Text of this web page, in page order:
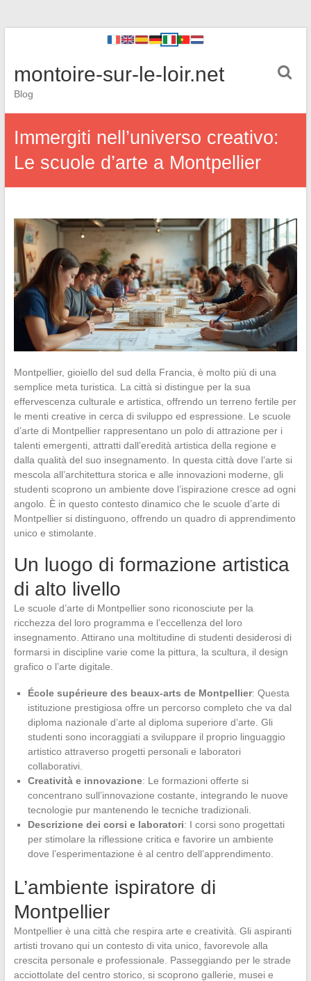
montoire-sur-le-loir.net
Blog
Immergiti nell’universo creativo:
Le scuole d’arte a Montpellier
Montpellier, gioiello del sud della Francia, è molto più di una
semplice meta turistica. La città si distingue per la sua
effervescenza culturale e artistica, offrendo un terreno fertile per
le menti creative in cerca di sviluppo ed espressione. Le scuole
d’arte di Montpellier rappresentano un polo di attrazione per i
talenti emergenti, attratti dall’eredità artistica della regione e
dalla qualità del suo insegnamento. In questa città dove l’arte si
mescola all’architettura storica e alle innovazioni moderne, gli
studenti scoprono un ambiente dove l’ispirazione cresce ad ogni
angolo. È in questo contesto dinamico che le scuole d’arte di
Montpellier si distinguono, offrendo un quadro di apprendimento
unico e stimolante.
Un luogo di formazione artistica
di alto livello
Le scuole d’arte di Montpellier sono riconosciute per la
ricchezza del loro programma e l’eccellenza del loro
insegnamento. Attirano una moltitudine di studenti desiderosi di
formarsi in discipline varie come la pittura, la scultura, il design
grafico o l’arte digitale.
École supérieure des beaux-arts de Montpellier: Questa
istituzione prestigiosa offre un percorso completo che va dal
diploma nazionale d’arte al diploma superiore d’arte. Gli
studenti sono incoraggiati a sviluppare il proprio linguaggio
artistico attraverso progetti personali e laboratori
collaborativi.
Creatività e innovazione: Le formazioni offerte si
concentrano sull’innovazione costante, integrando le nuove
tecnologie pur mantenendo le tecniche tradizionali.
Descrizione dei corsi e laboratori: I corsi sono progettati
per stimolare la riflessione critica e favorire un ambiente
dove l’esperimentazione è al centro dell’apprendimento.
L’ambiente ispiratore di
Montpellier
Montpellier è una città che respira arte e creatività. Gli aspiranti
artisti trovano qui un contesto di vita unico, favorevole alla
crescita personale e professionale. Passeggiando per le strade
acciottolate del centro storico, si scoprono gallerie, musei e